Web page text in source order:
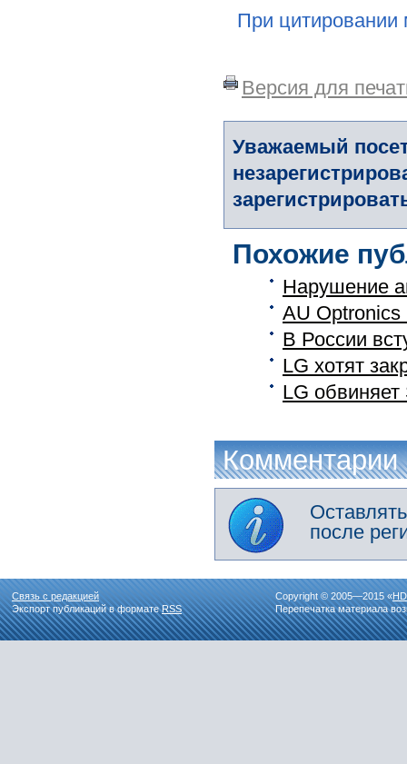
При цитировании
Версия для
Уважаемый
Похожие
Нарушение
AU Optronics
В России
LG хотят
LG
Комментарии
после
Связь с редакцией
Экспорт публикаций в форматеRSS
Copyright © 2005—2015 «
Перепечатка материала